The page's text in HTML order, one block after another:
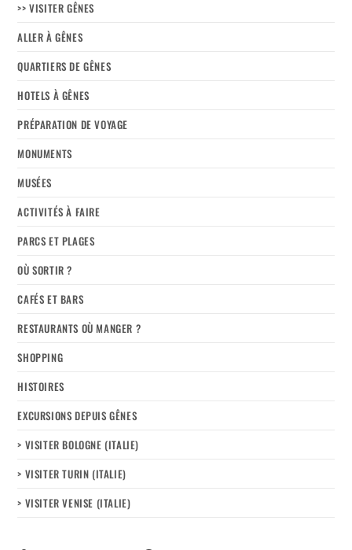
>> VISITER GÊNES
ALLER À GÊNES
QUARTIERS DE GÊNES
HOTELS À GÊNES
PRÉPARATION DE VOYAGE
MONUMENTS
MUSÉES
ACTIVITÉS À FAIRE
PARCS ET PLAGES
OÙ SORTIR ?
CAFÉS ET BARS
RESTAURANTS OÙ MANGER ?
SHOPPING
HISTOIRES
EXCURSIONS DEPUIS GÊNES
> VISITER BOLOGNE (ITALIE)
> VISITER TURIN (ITALIE)
> VISITER VENISE (ITALIE)